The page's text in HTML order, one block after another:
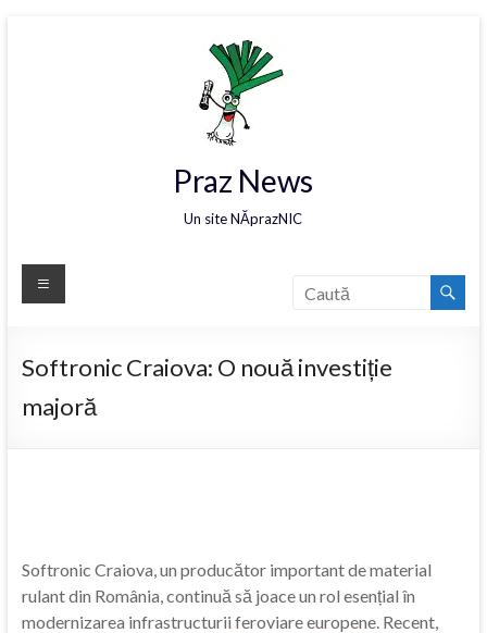
Praz News
Un site NĂprazNIC
Softronic Craiova: O nouă investiție
majoră
Softronic Craiova, un producător important de material
rulant din România, continuă să joace un rol esențial în
modernizarea infrastructurii feroviare europene. Recent,